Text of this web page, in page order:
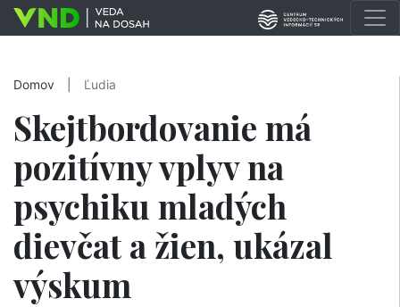
Domov Ľudia
Skejtbordovanie má
pozitívny vplyv na
psychiku mladých
dievčat a žien, ukázal
výskum